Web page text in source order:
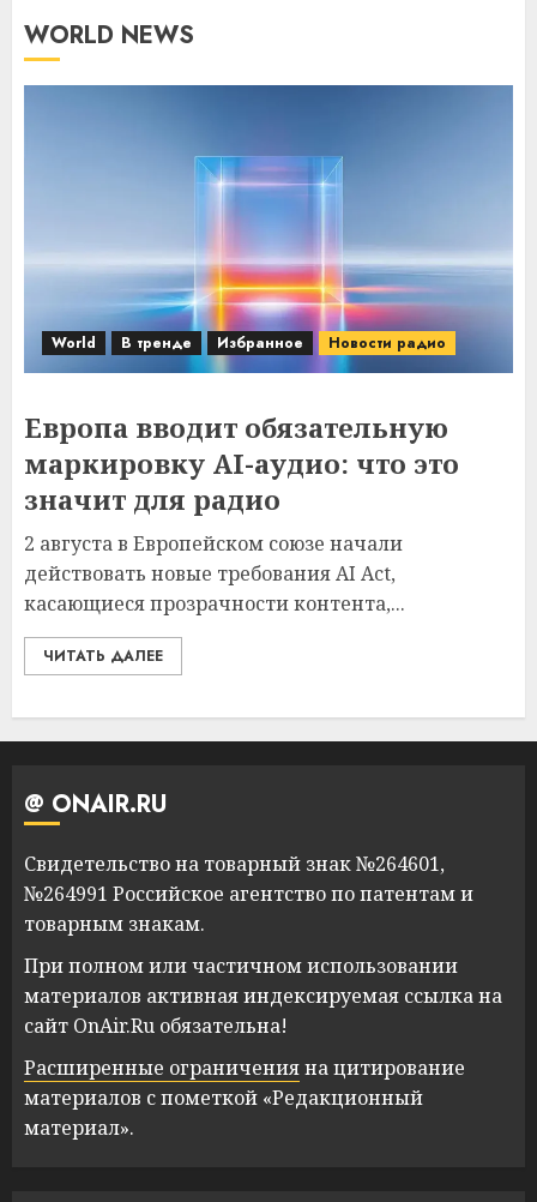
WORLD NEWS
World В тренде Избранное Новости радио
Европа вводит обязательную
маркировку AI-аудио: что это
значит для радио
2 августа в Европейском союзе начали
действовать новые требования AI Act,
касающиеся прозрачности контента,...
ЧИТАТЬ ДАЛЕЕ
@ ONAIR.RU
Свидетельство на товарный знак №264601,
№264991 Российское агентство по патентам и
товарным знакам.
При полном или частичном использовании
материалов активная индексируемая ссылка на
сайт OnAir.Ru обязательна!
Расширенные ограниченияна цитирование
материалов с пометкой «Редакционный
материал».